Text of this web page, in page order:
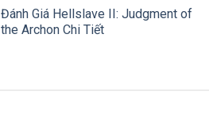
Đánh Giá Hellslave II: Judgment of
the Archon Chi Tiết